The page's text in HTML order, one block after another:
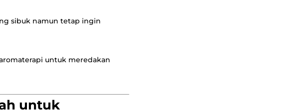
sibuk namun tetap ingin
untuk meredakan
untuk